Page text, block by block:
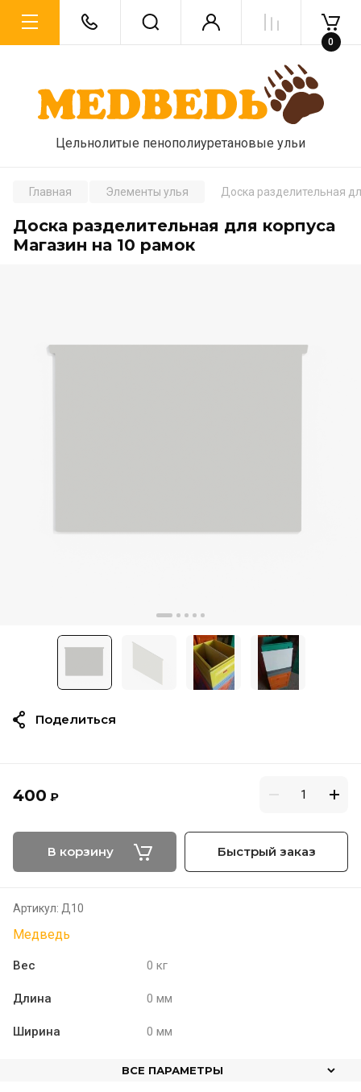
Цельнолитые пенополиуретановые ульи
0
Главная Элементы улья Доска разделительная
Доска разделительная для корпуса
Магазин на 10 рамок
400 ₽
В корзину Быстрый заказ
Артикул: Д10
Медведь
Вес 0 кг
Длина 0 мм
Ширина 0 мм
ВСЕ ПАРАМЕТРЫ
Поделиться